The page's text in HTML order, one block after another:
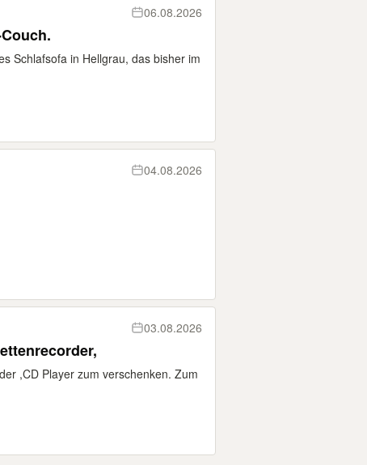
06.08.2026
Schlafsofa in Hellgrau, das bisher im
04.08.2026
03.08.2026
,CD Player zum verschenken. Zum